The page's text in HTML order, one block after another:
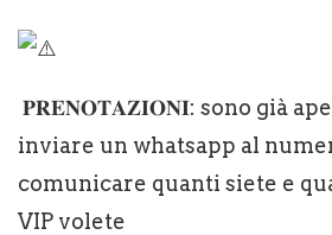
𝐏𝐑𝐄𝐍𝐎𝐓𝐀𝐙𝐈𝐎𝐍𝐈: sono già
inviare un whatsapp al
comunicare quanti siete e
VIP volete